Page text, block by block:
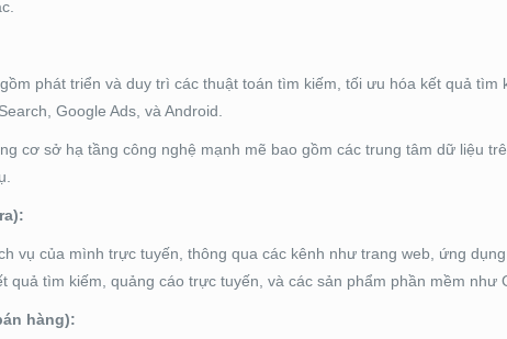
phát triển và duy trì các thuật toán tìm kiếm, tối ưu hóa kết quả tìm
Google Ads, và Android.
cơ sở hạ tầng công nghệ mạnh mẽ bao gồm các trung tâm dữ liệu
vụ của mình trực tuyến, thông qua các kênh như trang web, ứng
quả tìm kiếm, quảng cáo trực tuyến, và các sản phẩm phần mềm như
hàng):